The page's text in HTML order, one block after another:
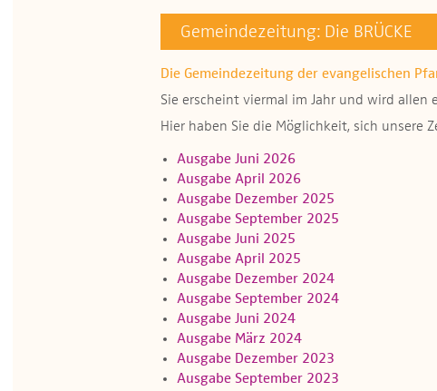
Gemeindezeitung: Die BRÜCKE
Die Gemeindezeitung der evangelischen
Sie erscheint viermal im Jahr und wird
Hier haben Sie die Möglichkeit, sich
Ausgabe Juni 2026
Ausgabe April 2026
Ausgabe Dezember 2025
Ausgabe September 2025
Ausgabe Juni 2025
Ausgabe April 2025
Ausgabe Dezember 2024
Ausgabe September 2024
Ausgabe Juni 2024
Ausgabe März 2024
Ausgabe Dezember 2023
Ausgabe September 2023